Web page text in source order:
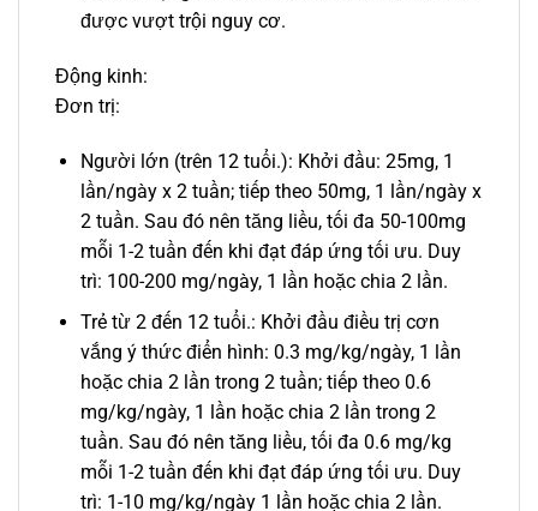
được vượt trội nguy cơ.
Động kinh:
Đơn trị:
Người lớn (trên 12 tuổi.): Khởi đầu: 25mg, 1
lần/ngày x 2 tuần; tiếp theo 50mg, 1 lần/ngày x
2 tuần. Sau đó nên tăng liều, tối đa 50-100mg
mỗi 1-2 tuần đến khi đạt đáp ứng tối ưu. Duy
trì: 100-200 mg/ngày, 1 lần hoặc chia 2 lần.
Trẻ từ 2 đến 12 tuổi.: Khởi đầu điều trị cơn
vắng ý thức điển hình: 0.3 mg/kg/ngày, 1 lần
hoặc chia 2 lần trong 2 tuần; tiếp theo 0.6
mg/kg/ngày, 1 lần hoặc chia 2 lần trong 2
tuần. Sau đó nên tăng liều, tối đa 0.6 mg/kg
mỗi 1-2 tuần đến khi đạt đáp ứng tối ưu. Duy
trì: 1-10 mg/kg/ngày 1 lần hoặc chia 2 lần.